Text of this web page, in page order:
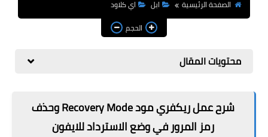
العاب
ذكاء اصطناعي
الصفحة الرئيسية
ابل
اي كلاود
الحجم
محتويات المقال
شرح عمل ريكفري مود Recovery Mode وحذف
رمز المرور في وضع الاسترداد للايفون